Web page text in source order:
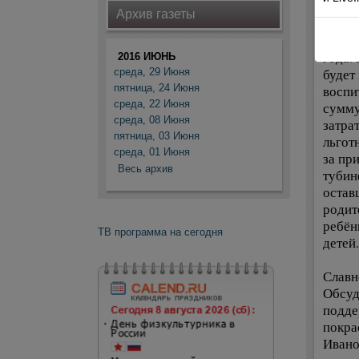
Архив газеты
2016 ИЮНЬ
среда, 29 Июня
пятница, 24 Июня
среда, 22 Июня
среда, 08 Июня
пятница, 03 Июня
среда, 01 Июня
Весь архив
ТВ программа на сегодня
А что
года.
за
детей.